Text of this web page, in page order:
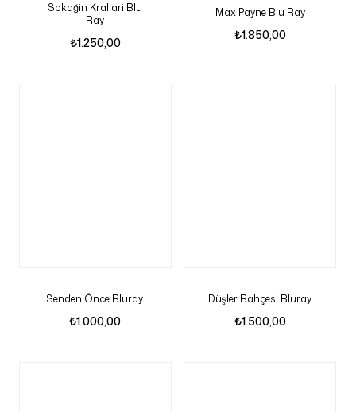
Sokağin Krallari Blu
Ray
₺1.250,00
Max Payne Blu Ray
₺1.850,00
Senden Önce Bluray
₺1.000,00
Düşler Bahçesi Bluray
₺1.500,00